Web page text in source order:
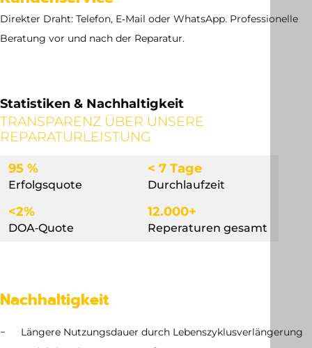
Direkter Draht: Telefon, E‑Mail oder WhatsApp. Professionelle
Beratung vor und nach der Reparatur.
Statistiken & Nachhaltigkeit
TRANSPARENZ ÜBER UNSERE
REPARATURLEISTUNG
95 %
Erfolgsquote
< 7 Tage
Durchlaufzeit
<2%
DOA‐Quote
12.000+
Reperaturen gesamt
Nachhaltigkeit
Längere Nutzungsdauer durch Lebenszyklusverlängerung